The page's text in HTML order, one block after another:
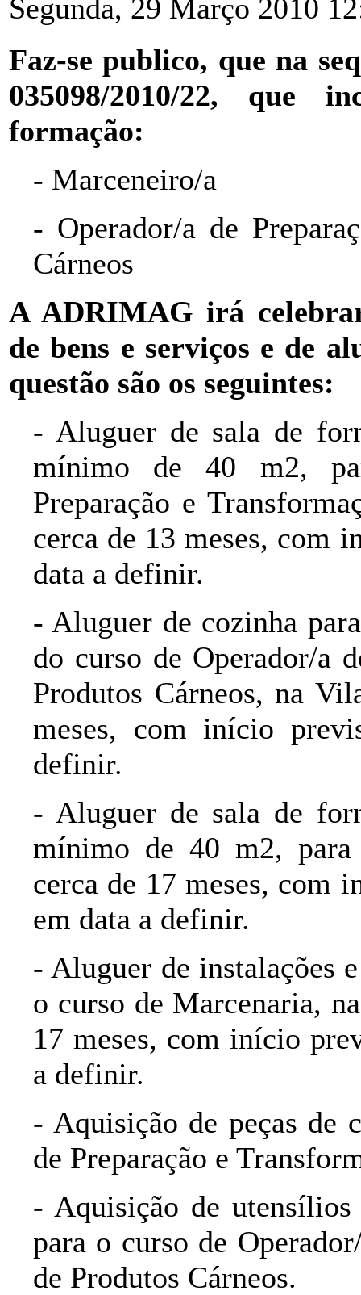
Segunda, 29 Março 2010
Faz-se publico, que na
035098/2010/22, que
formação:
- Marceneiro/a
- Operador/a de
Cárneos
A ADRIMAG irá
de bens e serviços e de
questão são os seguintes:
- Aluguer de sala de
mínimo de 40 m2,
Preparação e
cerca de 13 meses, com
data a definir.
- Aluguer de cozinha
do curso de Operador/a
Produtos Cárneos, na
meses, com início
definir.
- Aluguer de sala de
mínimo de 40 m2, para
cerca de 17 meses, com
em data a definir.
- Aluguer de instalações
o curso de Marcenaria,
17 meses, com início
a definir.
- Aquisição de peças de
de Preparação e
- Aquisição de utensílios
para o curso de
de Produtos Cárneos.